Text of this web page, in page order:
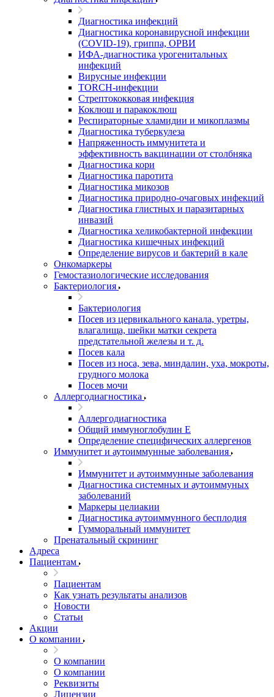
Диагностика инфекций
Диагностика коронавирусной инфекции
(COVID-19), гриппа, ОРВИ
ИФА-диагностика урогенитальных
инфекций
Вирусные инфекции
TORCH-инфекции
Стрептококковая инфекция
Коклюш и паракоклюш
Респираторные хламидии и микоплазмы
Диагностика туберкулеза
Напряженность иммунитета и
эффективность вакцинации от столбняка
Диагностика кори
Диагностика паротита
Диагностика микозов
Диагностика природно-очаговых инфекций
Диагностика глистных и паразитарных
инвазий
Диагностика хеликобактерной инфекции
Диагностика кишечных инфекций
Определение вирусов и бактерий в кале
Онкомаркеры
Гемостазиологические исследования
Бактериология
Бактериология
Посев из цервикального канала, уретры,
влагалища, шейки матки секрета
предстательной железы и т. д.
Посев кала
Посев из носа, зева, миндалин, уха, мокроты,
грудного молока
Посев мочи
Аллергодиагностика
Аллергодиагностика
Общий иммуноглобулин Е
Определение специфических аллергенов
Иммунитет и аутоиммунные заболевания
Иммунитет и аутоиммунные заболевания
Диагностика системных и аутоиммуных
заболеваний
Маркеры целиакии
Диагностика аутоиммунного бесплодия
Гумморальный иммунитет
Пренатальный скрининг
Адреса
Пациентам
Пациентам
Как узнать результаты анализов
Новости
Статьи
Акции
О компании
О компании
О компании
Реквизиты
Лицензии